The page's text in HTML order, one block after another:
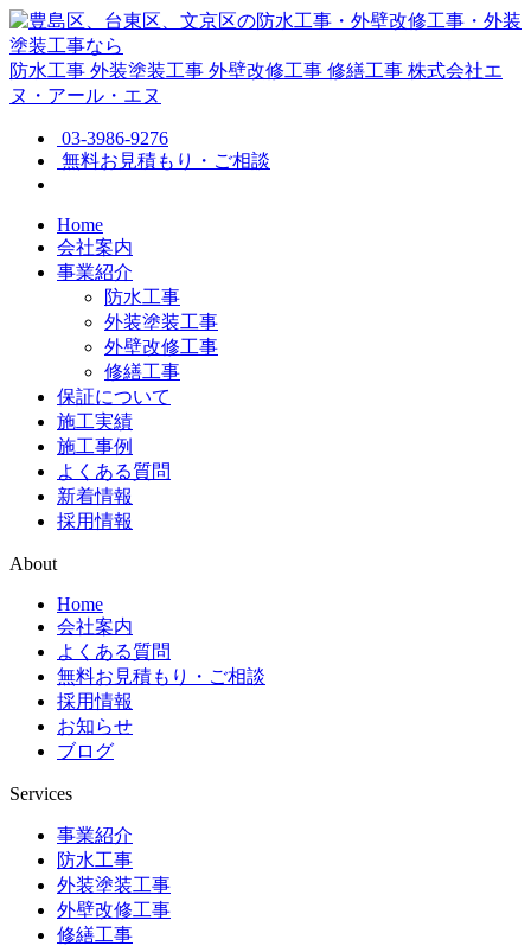
防水工事 外装塗装工事 外壁改修工事 修繕工事 株式会社エ
ヌ・アール・エヌ
03-3986-9276
無料お見積もり・ご相談
Home
会社案内
事業紹介
防水工事
外装塗装工事
外壁改修工事
修繕工事
保証について
施工実績
施工事例
よくある質問
新着情報
採用情報
About
Home
会社案内
よくある質問
無料お見積もり・ご相談
採用情報
お知らせ
ブログ
Services
事業紹介
防水工事
外装塗装工事
外壁改修工事
修繕工事